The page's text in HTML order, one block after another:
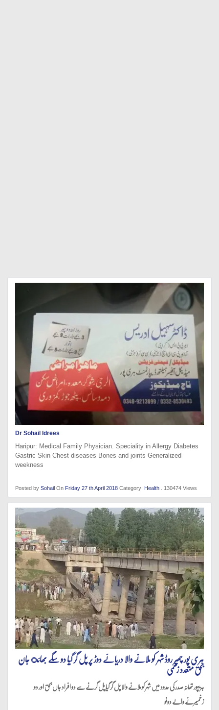
Dr Sohail Idrees
Haripur: Medical Family Physician. Speciality in Allergy Diabetes
Gastric Skin Chest diseases Bones and joints Generalized
weekness
Posted by Sohail On Friday 27 th April 2018 Category: Health . 130474 Views
ہری پور چھپر روڈ شہر کو ملانے والا دریائے دوڑ پر پل گر گیا دو سگے بھائ جان
بحق متعدد زخمی
ہریپور تھانہ صدر کی حدود میں شہر کو ملانے والا پل گر گیا پل گرنے سے دو افراد جاں بحق اور دو
زخمیمرنے والے دونو